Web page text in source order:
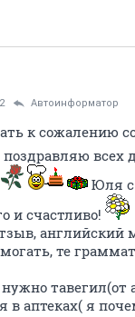
Автоинформатор
к сожалению
всех
Юля с
и счастливо!
английский
те
тавегил(от
в аптеках( я